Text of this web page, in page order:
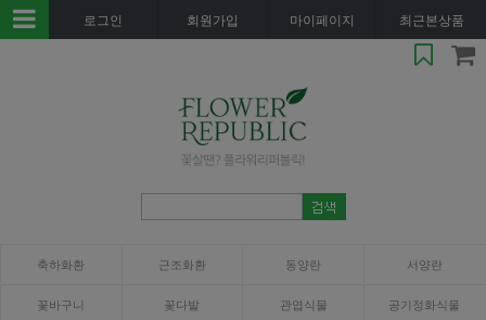
로그인 회원가입 마이페이지 최근본상품
축하화환 근조화환 동양란 서양란
꽃바구니 꽃다발 관엽식물 공기정화식물